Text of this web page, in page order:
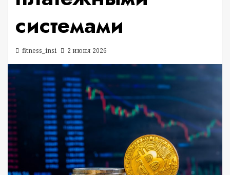
системами
fitness_insi 2 июня 2026